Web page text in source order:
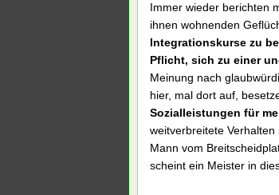
Immer wieder berichten
ihnen wohnenden
Integrationskurse zu
Pflicht, sich zu einer
Meinung nach
hier, mal dort auf,
Sozialleistungen für
weitverbreitete
Mann vom
scheint ein Meister in